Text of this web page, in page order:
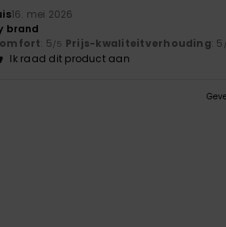
16. mei 2026
brand
: 5/5 Prijs-kwaliteitverhouding: 5
Ik raad dit product aan